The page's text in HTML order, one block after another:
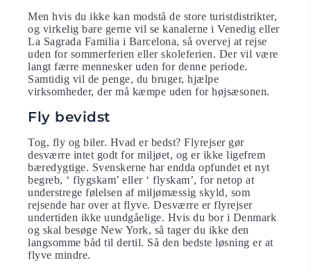
Men hvis du ikke kan modstå de store turistdistrikter,
og virkelig bare gerne vil se kanalerne i Venedig eller
La Sagrada Familia i Barcelona, så overvej at rejse
uden for sommerferien eller skoleferien. Der vil være
langt færre mennesker uden for denne periode.
Samtidig vil de penge, du bruger, hjælpe
virksomheder, der må kæmpe uden for højsæsonen.
Fly bevidst
Tog, fly og biler. Hvad er bedst? Flyrejser gør
desværre intet godt for miljøet, og er ikke ligefrem
bæredygtige. Svenskerne har endda opfundet et nyt
begreb, ‘ flygskam’ eller ‘ flyskam’, for netop at
understrege følelsen af ​​miljømæssig skyld, som
rejsende har over at flyve. Desværre er flyrejser
undertiden ikke uundgåelige. Hvis du bor i Denmark
og skal besøge New York, så tager du ikke den
langsomme båd til dertil. Så den bedste løsning er at
flyve mindre.